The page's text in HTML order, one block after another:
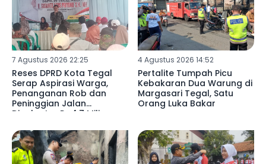
7 Agustus 2026 22:25
Reses DPRD Kota Tegal
Serap Aspirasi Warga,
Penanganan Rob dan
Peninggian Jalan
Digelontor Rp4,7 Miliar
4 Agustus 2026 14:52
Pertalite Tumpah Picu
Kebakaran Dua Warung di
Margasari Tegal, Satu
Orang Luka Bakar